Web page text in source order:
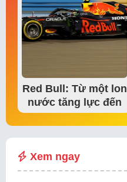
Red Bull: Từ một lon
nước tăng lực đến
đế chế thể…
Xem ngay